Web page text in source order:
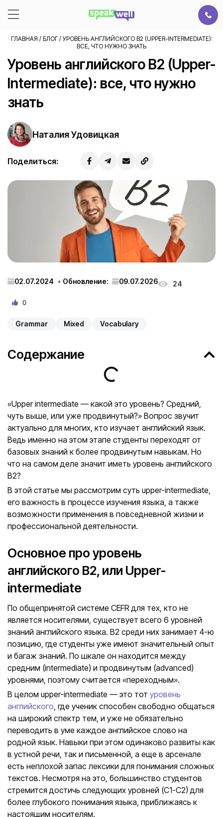
ГЛАВНАЯ / БЛОГ/ УРОВЕНЬ АНГЛИЙСКОГО B2 (UPPER-INTERMEDIATE):
ВСЕ, ЧТО НУЖНО ЗНАТЬ
Уровень английского B2 (Upper-
Intermediate): все, что нужно
знать
Наталия Удовицкая
Поделиться:
02.07.2024 Обновление: 09.07.2026 24
0
Grammar Mixed Vocabulary
Содержание
«Upper intermediate — какой это уровень? Средний,
чуть выше, или уже продвинутый?» Вопрос звучит
актуально для многих, кто изучает английский язык.
Ведь именно на этом этапе студенты переходят от
базовых знаний к более продвинутым навыкам. Но
что на самом деле значит иметь уровень английского
В2?
В этой статье мы рассмотрим суть upper-intermediate,
его важность в процессе изучения языка, а также
возможности применения в повседневной жизни и
профессиональной деятельности.
Основное про уровень
английского B2, или Upper-
intermediate
По общепринятой системе CEFR для тех, кто не
является носителями, существует всего 6 уровней
знаний английского языка. В2 среди них занимает 4-ю
позицию, где студенты уже имеют значительный опыт
и багаж знаний. По шкале он находится между
средним (intermediate) и продвинутым (advanced)
уровнями, поэтому считается «переходным».
В целом upper-intermediate — это тот уровень
английского, где ученик способен свободно общаться
на широкий спектр тем, и уже не обязательно
переводить в уме каждое английское слово на
родной язык. Навыки при этом одинаково развиты как
в устной речи, так и письменной, а еще в арсенале
есть неплохой запас лексики для понимания сложных
текстов. Несмотря на это, большинство студентов
стремится достичь следующих уровней (С1-С2) для
более глубокого понимания языка, приближаясь к
настоящим носителям.